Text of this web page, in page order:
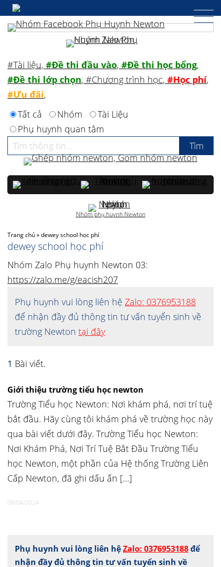
Trang chủ»dewey school học phí
dewey school học phí
Nhóm Zalo Phụ huynh Newton 03:
https://zalo.me/g/eacish207
Phụ huynh vui lòng liên hệ Zalo: 0376953188
để nhận đầy đủ thông tin tư vấn tuyển sinh về
trường Newton tại đây
1 Bài viết.
Giới thiệu trường tiểu học newton
Trường Tiểu học Newton: Nơi khám phá, nơi trí tuệ
bắt đầu. Hãy cùng tôi khám phá về trường học này
qua bài viết dưới đây. Trường Tiểu học Newton:
Nơi Khám Phá, Nơi Trí Tuệ Bắt Đầu Trường Tiểu
học Newton, một phần của Hệ thống Trường Liên
Cấp Newton, đã ghi dấu ấn […]
08/04/2024
Phụ huynh vui lòng liên hệZalo: 0376953188để
nhận đầy đủ thông tin tư vấn tuyển sinh về
#Tài liệu, #Đề thi đầu vào, #Đề thi học bổng,
#Đề thi lớp chọn, #Chương trình học, #Học phí,
#Ưu đãi,
Tất cả
Nhóm
Tài Liệu
Phụ huynh quan tâm
Nhóm phụ huynh Newton